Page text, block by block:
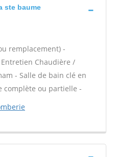
ste baume
remplacement) -
Chaudière /
- Salle de bain clé en
complète ou partielle -